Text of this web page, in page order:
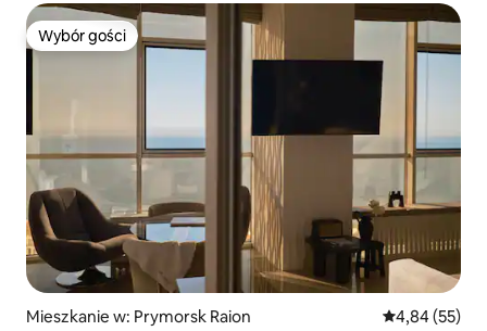
Wybór gości
Wybór gości
Mieszkanie w: Prymorsk Raion Średnia
4,84 (55)